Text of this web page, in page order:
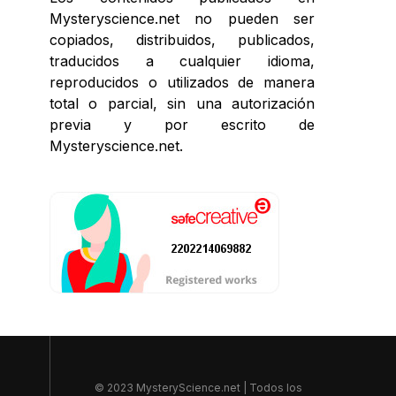
Mysteryscience.net no pueden ser
copiados, distribuidos, publicados,
traducidos a cualquier idioma,
reproducidos o utilizados de manera
total o parcial, sin una autorización
previa y por escrito de
Mysteryscience.net.
© 2023 MysteryScience.net | Todos los